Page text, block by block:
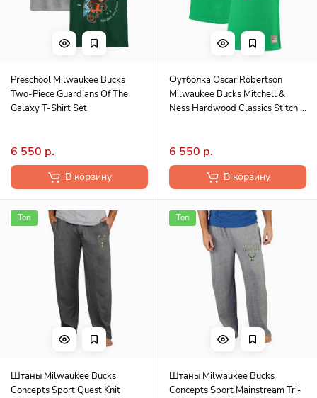
Preschool Milwaukee Bucks
Two-Piece Guardians Of The
Galaxy T-Shirt Set
6 550 р.
В корзину
Футболка Oscar Robertson
Milwaukee Bucks Mitchell &
Ness Hardwood Classics Stitch -
6 550 р.
В корзину
Топ
Штаны Milwaukee Bucks
Concepts Sport Quest Knit
Топ
Штаны Milwaukee Bucks
Concepts Sport Mainstream Tri-